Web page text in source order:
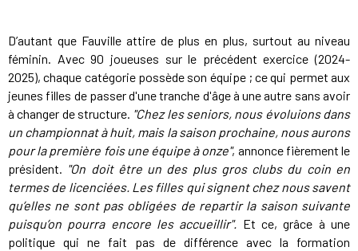
D’autant que Fauville attire de plus en plus, surtout au niveau
féminin. Avec 90 joueuses sur le précédent exercice (2024-
2025), chaque catégorie possède son équipe ; ce qui permet aux
jeunes filles de passer d'une tranche d'âge à une autre sans avoir
à changer de structure. "Chez les seniors, nous évoluions dans
un championnat à huit, mais la saison prochaine, nous aurons
pour la première fois une équipe à onze", annonce fièrement le
président. "On doit être un des plus gros clubs du coin en
termes de licenciées. Les filles qui signent chez nous savent
qu’elles ne sont pas obligées de repartir la saison suivante
puisqu’on pourra encore les accueillir". Et ce, grâce à une
politique qui ne fait pas de différence avec la formation